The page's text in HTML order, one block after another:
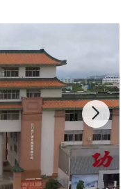
que vous demandez.
nous utiliserons
lot est soumis à une
Nous pouvons également
des tiers si nécessaire.
et les étiquettes volantes
des étiquettes
des cartons.
vous ? Nous
ou d'expédition express